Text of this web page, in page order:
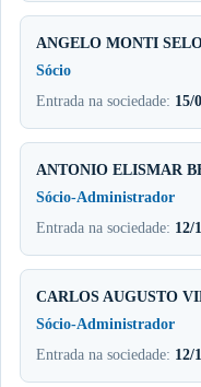
ANGELO MONTI
Sócio
Entrada na sociedade: 15/
ANTONIO ELISMAR
Sócio-Administrador
Entrada na sociedade: 12/
CARLOS AUGUSTO
Sócio-Administrador
Entrada na sociedade: 12/